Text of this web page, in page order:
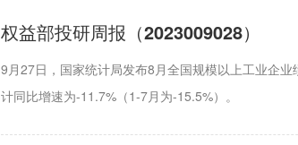
权益部投研周报（2023009028）
9月27日，国家统计局发布8月全国规模以上工业企
计同比增速为-11.7%（1-7月为-15.5%）。